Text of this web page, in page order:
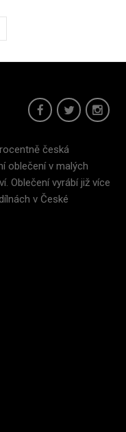
česká
oblečení v malých
Oblečení vyrábí již více
v České